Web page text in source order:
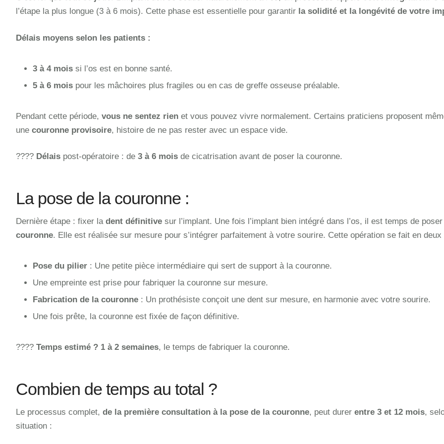
l’étape la plus longue (3 à 6 mois). Cette phase est essentielle pour garantir la solidité et la longévité de votre
Délais moyens selon les patients :
3 à 4 mois si l’os est en bonne santé.
5 à 6 mois pour les mâchoires plus fragiles ou en cas de greffe osseuse préalable.
Pendant cette période, vous ne sentez rien et vous pouvez vivre normalement. Certains praticiens proposent
une couronne provisoire, histoire de ne pas rester avec un espace vide.
???? Délais post-opératoire : de 3 à 6 mois de cicatrisation avant de poser la couronne.
La pose de la couronne :
Dernière étape : fixer la dent définitive sur l’implant. Une fois l’implant bien intégré dans l’os, il est temps de poser
couronne. Elle est réalisée sur mesure pour s’intégrer parfaitement à votre sourire. Cette opération se fait en deux
Pose du pilier : Une petite pièce intermédiaire qui sert de support à la couronne.
Une empreinte est prise pour fabriquer la couronne sur mesure.
Fabrication de la couronne : Un prothésiste conçoit une dent sur mesure, en harmonie avec votre sourire.
Une fois prête, la couronne est fixée de façon définitive.
???? Temps estimé ? 1 à 2 semaines, le temps de fabriquer la couronne.
Combien de temps au total ?
Le processus complet, de la première consultation à la pose de la couronne, peut durer entre 3 et 12 mois,
situation :